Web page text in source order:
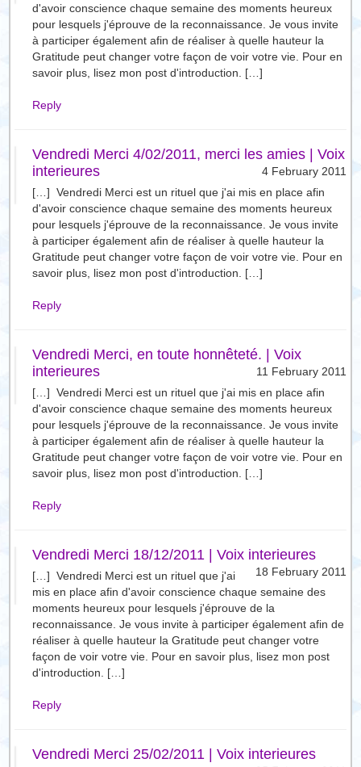
d'avoir conscience chaque semaine des moments heureux
pour lesquels j'éprouve de la reconnaissance. Je vous invite
à participer également afin de réaliser à quelle hauteur la
Gratitude peut changer votre façon de voir votre vie. Pour en
savoir plus, lisez mon post d'introduction. […]
Reply
Vendredi Merci 4/02/2011, merci les amies | Voix
interieures
4 February 2011
[…] Vendredi Merci est un rituel que j'ai mis en place afin
d'avoir conscience chaque semaine des moments heureux
pour lesquels j'éprouve de la reconnaissance. Je vous invite
à participer également afin de réaliser à quelle hauteur la
Gratitude peut changer votre façon de voir votre vie. Pour en
savoir plus, lisez mon post d'introduction. […]
Reply
Vendredi Merci, en toute honnêteté. | Voix
interieures
11 February 2011
[…] Vendredi Merci est un rituel que j'ai mis en place afin
d'avoir conscience chaque semaine des moments heureux
pour lesquels j'éprouve de la reconnaissance. Je vous invite
à participer également afin de réaliser à quelle hauteur la
Gratitude peut changer votre façon de voir votre vie. Pour en
savoir plus, lisez mon post d'introduction. […]
Reply
Vendredi Merci 18/12/2011 | Voix interieures
18 February 2011
[…] Vendredi Merci est un rituel que j'ai
mis en place afin d'avoir conscience chaque semaine des
moments heureux pour lesquels j'éprouve de la
reconnaissance. Je vous invite à participer également afin de
réaliser à quelle hauteur la Gratitude peut changer votre
façon de voir votre vie. Pour en savoir plus, lisez mon post
d'introduction. […]
Reply
Vendredi Merci 25/02/2011 | Voix interieures